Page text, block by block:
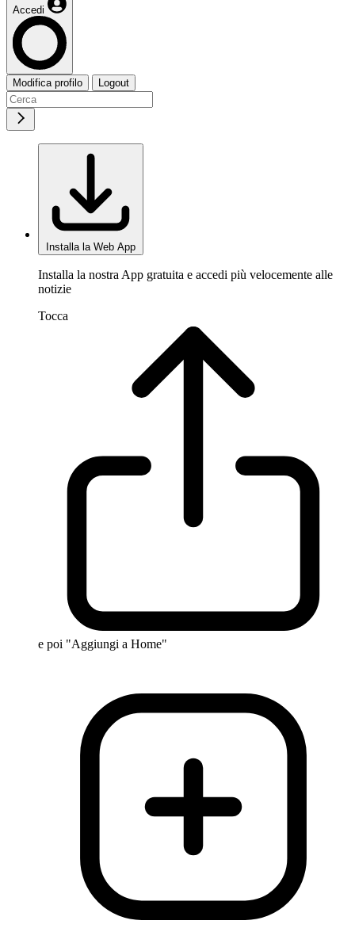
Accedi
Modifica profilo Logout
Installa la Web App
Installa la nostra App gratuita e accedi più velocemente alle
notizie
Tocca
e poi "Aggiungi a Home"